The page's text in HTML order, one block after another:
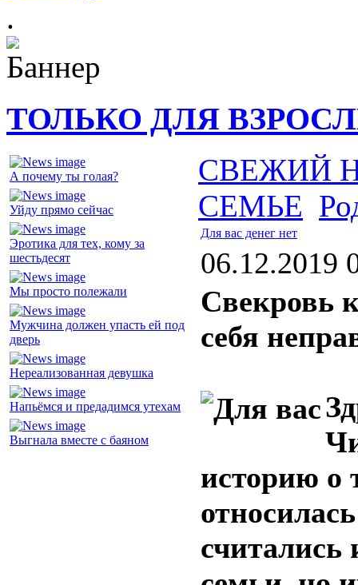
.
ТОЛЬКО ДЛЯ
А почему ты голая?
Уйду прямо сейчас
Эротика для тех, кому за
шестьдесят
Мы просто полежали
Мужчина должен упасть ей под
дверь
Нереализованная девушка
Напьёмся и предадимся утехам
Выгнала вместе с баяном
СВЕЖИЙ
СЕМЬЕ
Для вас денег нет
06.12.2019
Свекровь
себя
историю о
считались